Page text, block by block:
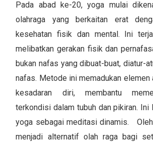
Pada abad ke-20, yoga mulai
olahraga yang berkaitan erat
kesehatan fisik dan mental. Ini
melibatkan gerakan fisik dan
bukan nafas yang dibuat-buat, diatur-
nafas. Metode ini memadukan
kesadaran diri, membantu
terkondisi dalam tubuh dan pikiran. Ini
yoga sebagai meditasi dinamis.
menjadi alternatif olah raga bagi